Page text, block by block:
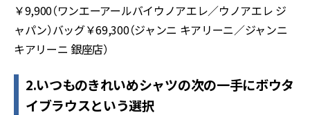
￥9,900（ワンエーアールバイウノアエレ／ウノアエレ ジ
ャパン）バッグ￥69,300（ジャンニ キアリーニ／ジャンニ
キアリーニ 銀座店）
2.いつものきれいめシャツの次の一手にボウタ
イブラウスという選択